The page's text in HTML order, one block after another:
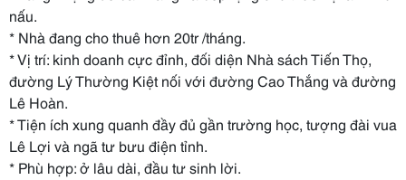
nấu.
* Nhà đang cho thuê hơn 20tr /tháng.
* Vị trí: kinh doanh cực đỉnh, đối diện Nhà sách Tiến Thọ,
đường Lý Thường Kiệt nối với đường Cao Thắng và đường
Lê Hoàn.
* Tiện ích xung quanh đầy đủ gần trường học, tượng đài vua
Lê Lợi và ngã tư bưu điện tỉnh.
* Phù hợp: ở lâu dài, đầu tư sinh lời.